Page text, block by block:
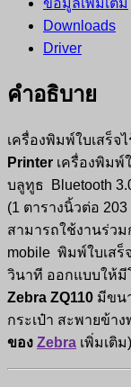
Downloads
Driver
คำอธิบาย
เครื่องพิมพ์ใบเสร็จ
Printer เครื่องพิมพ์
บลูทูธ Bluetooth
(1 ตารางนิ้วต่อ
สามารถใช้งานร่วม
mobile พิมพ์ใบเสร็
วินาที ออกแบบให้มี
Zebra ZQ110 มีขน
กระเป๋า สะพายข้า
ของ Zebra เพิ่มเติม)